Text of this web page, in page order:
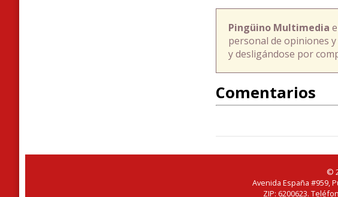
Pingüino Multimedia
personal de opiniones
y desligándose por
Comentarios
©
Avenida España #959,
ZIP: 6200623.